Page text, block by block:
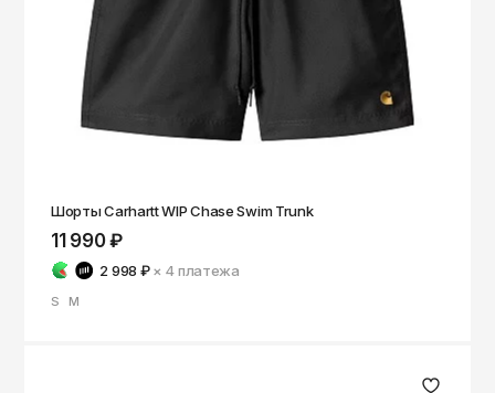
Шорты Carhartt WIP Chase Swim Trunk
11 990 ₽
2 998 ₽ × 4платежа
S M